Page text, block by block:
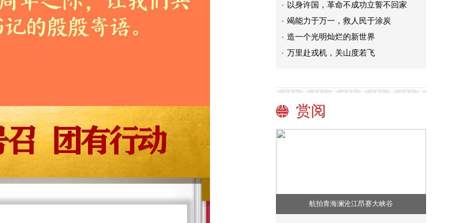
以身许国，革命不成功立誓不回家
竭能力于万一，救人民于涂炭
造一个光明灿烂的新世界
万里赴戎机，关山度若飞
赏阅
航拍青海澜沧江昂赛大峡谷